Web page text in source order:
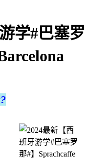
学#巴塞罗